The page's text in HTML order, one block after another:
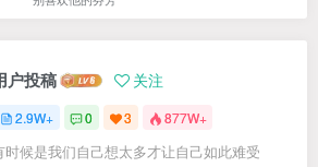
户投稿 关注
2.9W+ 0 3 877W+
时候是我们自己想太多才让自己如此难受